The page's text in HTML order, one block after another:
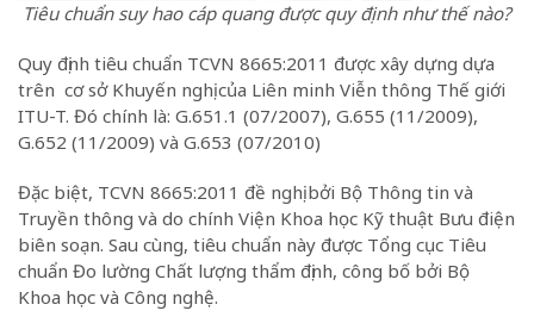
Tiêu chuẩn suy hao cáp quang được quy định như thế nào?
Quy định tiêu chuẩn TCVN 8665:2011 được xây dựng dựa
trên cơ sở Khuyến nghị của Liên minh Viễn thông Thế giới
ITU-T. Đó chính là: G.651.1 (07/2007), G.655 (11/2009),
G.652 (11/2009) và G.653 (07/2010)
Đặc biệt, TCVN 8665:2011 đề nghị bởi Bộ Thông tin và
Truyền thông và do chính Viện Khoa học Kỹ thuật Bưu điện
biên soạn. Sau cùng, tiêu chuẩn này được Tổng cục Tiêu
chuẩn Đo lường Chất lượng thẩm định, công bố bởi Bộ
Khoa học và Công nghệ.